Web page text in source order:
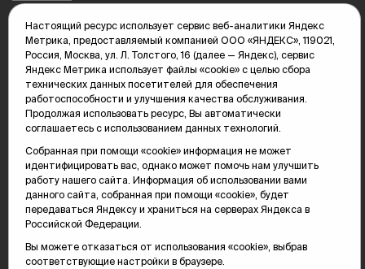
Главный редактор: Панкина Т.Ю.
kika@vsluh.ru
По вопросам рекламы:
(3452) 68-89-78
kotovaev@sibinformburo.ru
mim@vsluh.ru
© 2000-2026 Тюменская интернет-газета «Вслух.ру»
Карта сайта
Настоящий ресурс использует сервис веб-аналитики Яндекс
Метрика, предоставляемый компанией ООО «ЯНДЕКС», 119021,
Россия, Москва, ул. Л. Толстого, 16 (далее — Яндекс), сервис
Яндекс Метрика использует файлы «cookie» с целью сбора
технических данных посетителей для обеспечения
работоспособности и улучшения качества обслуживания.
Продолжая использовать ресурс, Вы автоматически
соглашаетесь с использованием данных технологий.
Собранная при помощи «cookie» информация не может
идентифицировать вас, однако может помочь нам улучшить
работу нашего сайта. Информация об использовании вами
данного сайта, собранная при помощи «cookie», будет
передаваться Яндексу и храниться на серверах Яндекса в
Российской Федерации.
Вы можете отказаться от использования «cookie», выбрав
соответствующие настройки в браузере.